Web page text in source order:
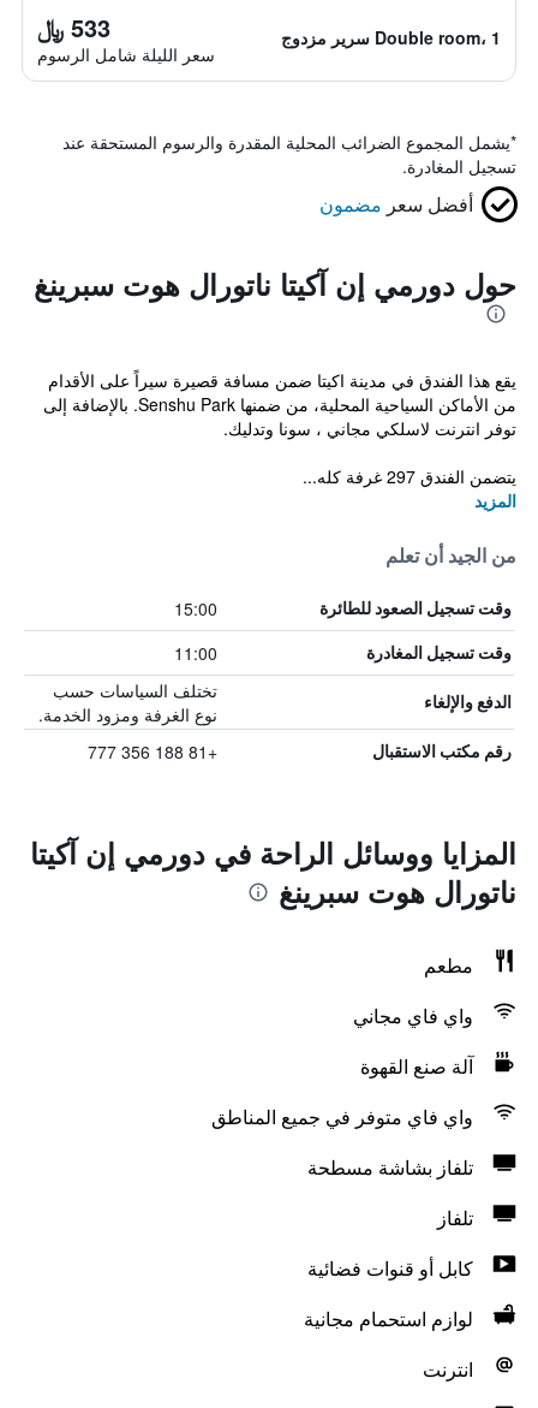
Double room، 1 سرير مزدوج 533 ﷼
سعر الليلة شامل الرسوم
*يشمل المجموع الضرائب المحلية المقدرة والرسوم المستحقة عند
تسجيل المغادرة.
أفضل سعر مضمون
حول دورمي إن آكيتا ناتورال هوت سبرينغ
يقع هذا الفندق في مدينة اكيتا ضمن مسافة قصيرة سيراً على الأقدام
من الأماكن السياحية المحلية، من ضمنها Senshu Park. بالإضافة إلى
توفر انترنت لاسلكي مجاني ، سونا وتدليك.
يتضمن الفندق 297 غرفة كله...
المزيد
من الجيد أن تعلم
وقت تسجيل الصعود للطائرة 15:00
وقت تسجيل المغادرة 11:00
الدفع والإلغاء
تختلف السياسات حسب
نوع الغرفة ومزود الخدمة.
رقم مكتب الاستقبال +81 188 356 777
المزايا ووسائل الراحة في دورمي إن آكيتا
ناتورال هوت سبرينغ
مطعم
واي فاي مجاني
آلة صنع القهوة
واي فاي متوفر في جميع المناطق
تلفاز بشاشة مسطحة
تلفاز
كابل أو قنوات فضائية
لوازم استحمام مجانية
انترنت